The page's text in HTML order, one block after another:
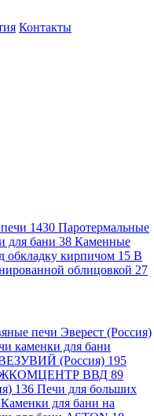
Контакты
1430 Паротермальные
для бани 38 Каменные
обкладку кирпичом 15 В
облицовкой 27
печи Эверест (Россия)
каменки для бани
(Россия) 195
ВВД 89
136 Печи для больших
Каменки для бани на